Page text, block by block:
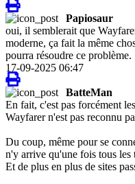
Papiosaur
oui, il semblerait que
moderne, ça fait la même
pourra résoudre ce problème.
17-09-2025 06:47
BatteMan
En fait, c'est pas forcément
Wayfarer n'est pas reconnu
Du coup, même pour se
n'y arrive qu'une fois tous les
Et de plus en plus de sites